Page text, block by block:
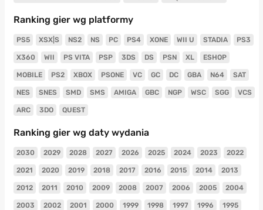
Ranking gier wg platformy
PS5 XSX|S NS2 NS PC PS4 XONE WII U STADIA PS3
X360 WII PS VITA PSP 3DS DS PSN XL ESHOP
MOBILE PS2 XBOX PSONE VC GC DC GBA N64 SAT
NES SNES SMD SMS AMIGA GBC NGP WSC SGG VCS
ARC 3DO QUEST
Ranking gier wg daty wydania
2030 2029 2028 2027 2026 2025 2024 2023 2022
2021 2020 2019 2018 2017 2016 2015 2014 2013
2012 2011 2010 2009 2008 2007 2006 2005 2004
2003 2002 2001 2000 1999 1998 1997 1996 1995